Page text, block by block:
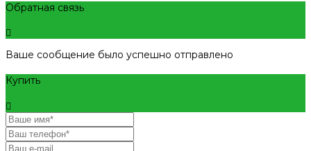
Обратная связь
Ваше сообщение было успешно отправлено
Купить